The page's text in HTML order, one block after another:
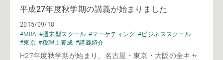
平成27年度秋学期の講義が始まりました
2015/09/18
#MBA #週末型スクール #マーケティング #ビジネススクール
#東京 #税理士養成 #講義紹介
H27年度秋学期が始まり、名古屋・東京・大阪の全キャ